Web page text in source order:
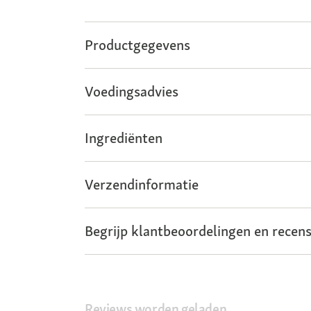
Productgegevens
Voedingsadvies
Ingrediënten
Verzendinformatie
Begrijp klantbeoordelingen en